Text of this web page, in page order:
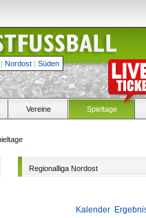
| Nordost | Süden
Vereine Spieltage
Regionalliga Nordost
Kalender